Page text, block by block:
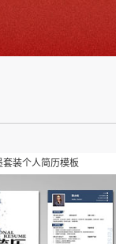
套装个人简历模板